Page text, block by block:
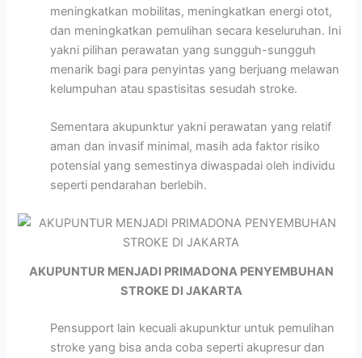
meningkatkan mobilitas, meningkatkan energi otot,
dan meningkatkan pemulihan secara keseluruhan. Ini
yakni pilihan perawatan yang sungguh-sungguh
menarik bagi para penyintas yang berjuang melawan
kelumpuhan atau spastisitas sesudah stroke.
Sementara akupunktur yakni perawatan yang relatif
aman dan invasif minimal, masih ada faktor risiko
potensial yang semestinya diwaspadai oleh individu
seperti pendarahan berlebih.
AKUPUNTUR MENJADI PRIMADONA PENYEMBUHAN
STROKE DI JAKARTA
Pensupport lain kecuali akupunktur untuk pemulihan
stroke yang bisa anda coba seperti akupresur dan